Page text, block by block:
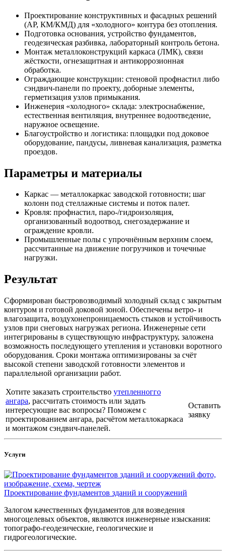
Проектирование конструктивных и фасадных решений
(АР, КМ/КМД) для «холодного» контура без отопления.
Подготовка основания, устройство фундаментов,
геодезическая разбивка, лабораторный контроль бетона.
Монтаж металлоконструкций каркаса (ЛМК), связи
жёсткости, огнезащитная и антикоррозионная
обработка.
Ограждающие конструкции: стеновой профнастил либо
сэндвич-панели по проекту, доборные элементы,
герметизация узлов примыкания.
Инженерия «холодного» склада: электроснабжение,
естественная вентиляция, внутреннее водоотведение,
наружное освещение.
Благоустройство и логистика: площадки под доковое
оборудование, пандусы, ливневая канализация, разметка
проездов.
Параметры и материалы
Каркас — металлокаркас заводской готовности; шаг
колонн под стеллажные системы и поток палет.
Кровля: профнастил, паро-/гидроизоляция,
организованный водоотвод, снегозадержание и
ограждение кровли.
Промышленные полы с упрочнённым верхним слоем,
рассчитанные на движение погрузчиков и точечные
нагрузки.
Результат
Сформирован быстровозводимый холодный склад с закрытым
контуром и готовой доковой зоной. Обеспечены ветро- и
влагозащита, воздухонепроницаемость стыков и устойчивость
узлов при снеговых нагрузках региона. Инженерные сети
интегрированы в существующую инфраструктуру, заложена
возможность последующего утепления и установки воротного
оборудования. Сроки монтажа оптимизированы за счёт
высокой степени заводской готовности элементов и
параллельной организации работ.
Хотите заказать строительство утепленногго
ангара, рассчитать стоимость или задать
интересующие вас вопросы? Поможем с
проектированием ангара, расчётом металлокаркаса
и монтажом сэндвич-панелей.
Оставить
заявку
Услуги
Проектирование фундаментов зданий и сооружений
Залогом качественных фундаментов для возведения
многоцелевых объектов, являются инженерные изыскания:
топографо-геодезические, геологические и
гидрогеологические.